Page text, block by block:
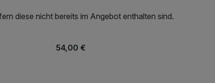
um den Kreislauf anzuregen und neue
diese nicht bereits im Angebot enthalten sind.
54,00 €